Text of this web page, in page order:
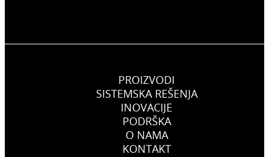
PROIZVODI
SISTEMSKA REŠENJA
INOVACIJE
PODRŠKA
O NAMA
KONTAKT